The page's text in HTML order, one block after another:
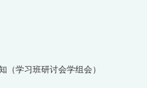
（学习班研讨会学组会）